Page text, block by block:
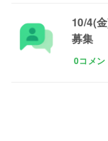
10/4(
募集
0コメン